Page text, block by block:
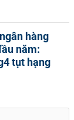
hàng
năm:
tụt hạng